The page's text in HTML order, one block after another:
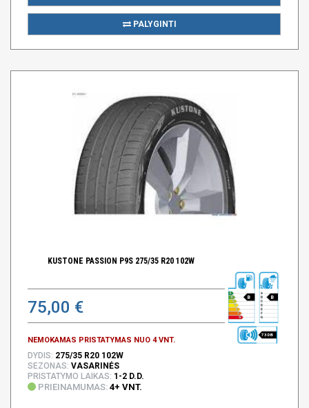
PALYGINTI
KUSTONE PASSION P9S 275/35 R20 102W
75,00 €
NEMOKAMAS PRISTATYMAS NUO 4 VNT.
B B
73 DB
DYDIS: 275/35 R20 102W
SEZONAS: VASARINĖS
PRISTATYMO LAIKAS: 1-2 D.D.
PRIEINAMUMAS: 4+ VNT.